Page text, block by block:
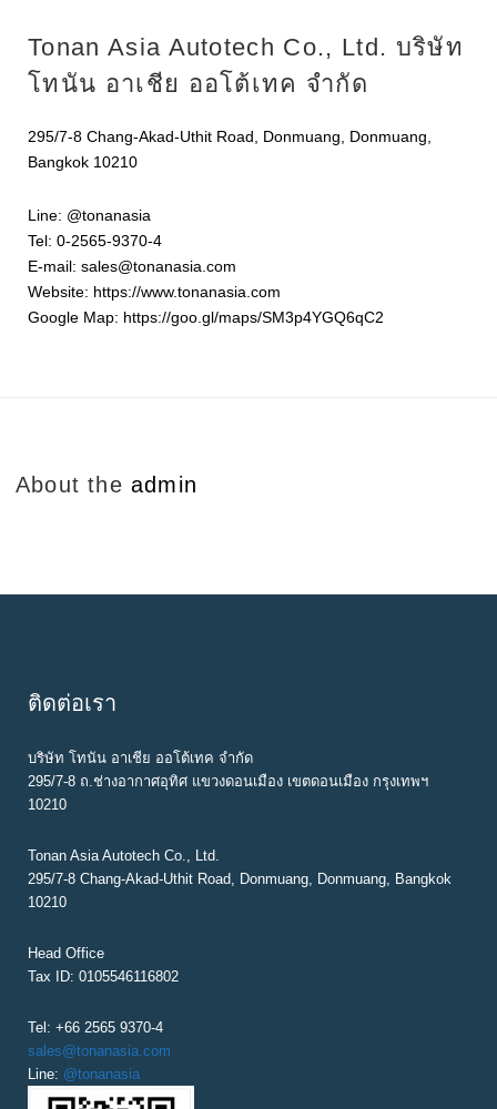
Tonan Asia Autotech Co., Ltd. บริษัท
โทนัน อาเชีย ออโต้เทค จำกัด
295/7-8 Chang-Akad-Uthit Road, Donmuang, Donmuang,
Bangkok 10210
Line: @tonanasia
Tel: 0-2565-9370-4
E-mail: sales@tonanasia.com
Website: https://www.tonanasia.com
Google Map: https://goo.gl/maps/SM3p4YGQ6qC2
About the admin
ติดต่อเรา
บริษัท โทนัน อาเชีย ออโต้เทค จำกัด
295/7-8 ถ.ช่างอากาศอุทิศ แขวงดอนเมือง เขตดอนเมือง กรุงเทพฯ
10210
Tonan Asia Autotech Co., Ltd.
295/7-8 Chang-Akad-Uthit Road, Donmuang, Donmuang, Bangkok
10210
Head Office
Tax ID: 0105546116802
Tel: +66 2565 9370-4
sales@tonanasia.com
Line: @tonanasia